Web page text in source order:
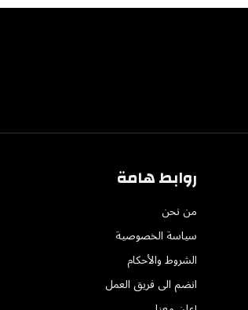
روابط هامة
من نحن
سياسة الخصوصية
الشروط والأحكام
انضم الى فريق العمل